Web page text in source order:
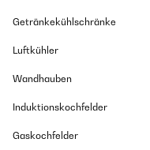
Top Bänder, top
das Geld in die Hand nehme
gekommen, dass Gesundheit
Getränkekühlschränke
Luftkühler
Wandhauben
Induktionskochfelder
Gaskochfelder